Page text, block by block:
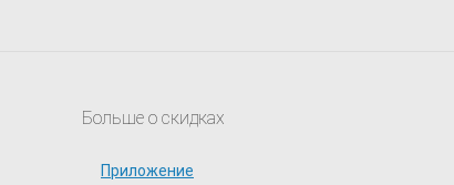
Больше о скидках
Приложение